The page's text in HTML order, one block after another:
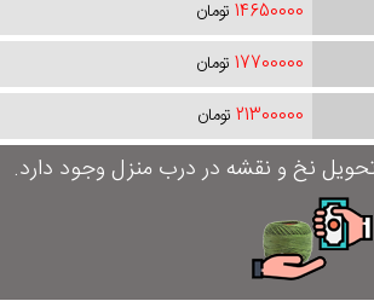
14650000 تومان
17700000 تومان
21300000 تومان
نخ و نقشه در درب منزل وجود دارد.